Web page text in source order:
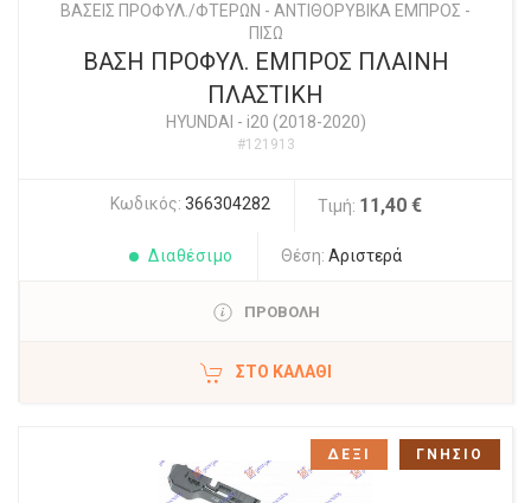
ΒΑΣΕΙΣ ΠΡΟΦΥΛ./ΦΤΕΡΩΝ - ΑΝΤΙΘΟΡΥΒΙΚΑ ΕΜΠΡΟΣ -
ΠΙΣΩ
ΒΑΣΗ ΠΡΟΦΥΛ. ΕΜΠΡΟΣ ΠΛΑΙΝΗ
ΠΛΑΣΤΙΚΗ
HYUNDAI - i20 (2018-2020)
#121913
Κωδικός: 366304282 Τιμή: 11,40 €
Διαθέσιμο Θέση: Αριστερά
ΠΡΟΒΟΛΗ
ΣΤΟ ΚΑΛΆΘΙ
ΔΕΞΙ ΓΝΗΣΙΟ